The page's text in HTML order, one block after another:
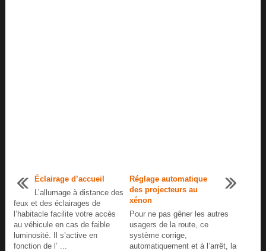
Éclairage d’accueil
L’allumage à distance des
feux et des éclairages de
l’habitacle facilite votre accès
au véhicule en cas de faible
luminosité. Il s’active en
fonction de l’ ...
Réglage automatique
des projecteurs au
xénon
Pour ne pas gêner les autres
usagers de la route, ce
système corrige,
automatiquement et à l’arrêt, la